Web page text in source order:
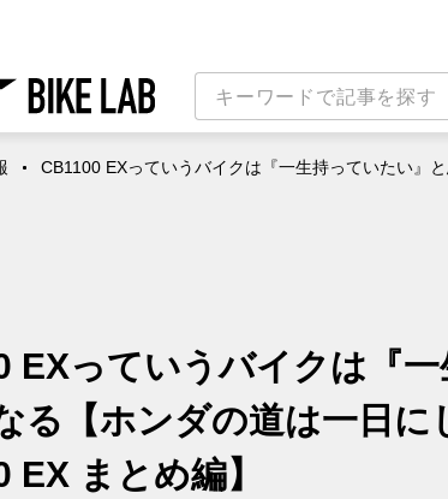
CB1100 EXっていうバイクは『一生持っていたい』
EXっていうバイクは『
る【ホンダの道は一日
EX まとめ編】